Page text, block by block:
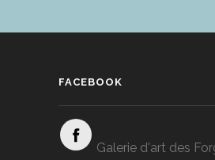
FACEBOOK
Galerie d'art des